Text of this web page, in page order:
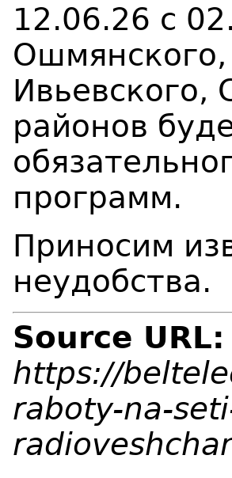
12.06.26 с
Ошмянского,
Ивьевского,
районов
программ.
Приносим
неудобства.
Source URL:
https://
raboty-na-